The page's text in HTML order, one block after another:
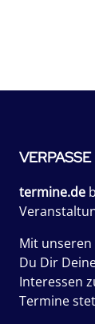
termine.de
Mit unseren
Du Dir
Interessen
Termine